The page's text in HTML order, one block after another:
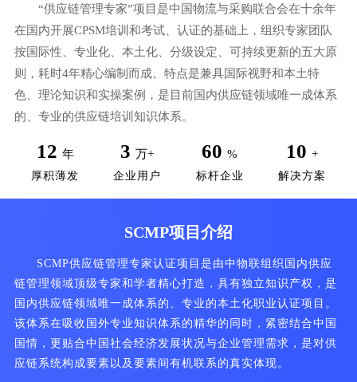
“供应链管理专家”项目是中国物流与采购联合会在十余年
在国内开展CPSM培训和考试、认证的基础上，组织专家团队
按国际性、专业化、本土化、分级设定、可持续更新的五大原
则，耗时4年精心编制而成。特点是兼具国际视野和本土特
色、理论知识和实操案例，是目前国内供应链领域唯一成体系
的、专业的供应链培训知识体系。
12 年
厚积薄发
3 万+
企业用户
60 %
标杆企业
10 +
解决方案
SCMP项目介绍
SCMP供应链管理专家认证项目是由中物联组织国内供应
链管理领域顶级专家和学者精心打造，具有独立知识产权，是
国内供应链领域唯一成体系的、专业的本土化职业认证项目。
该体系在吸收国外专业知识体系的精华的同时，紧密结合中国
国情，更贴合中国社会经济发展状况与企业管理需求，是对供
应链系统构成要素以及要素间有机联系的真实体现。